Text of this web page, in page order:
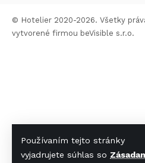
Používaním tejto stránky
vyjadrujete súhlas so
© Hotelier 2020-2026. Všetky
vytvorené firmou beVisible s.r.o.